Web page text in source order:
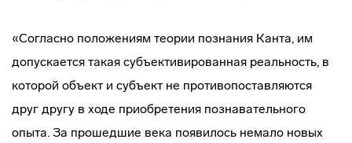
«Согласно положениям теории познания Канта, им
допускается такая субъективированная реальность, в
которой объект и субъект не противопоставляются
друг другу в ходе приобретения познавательного
опыта. За прошедшие века появилось немало новых